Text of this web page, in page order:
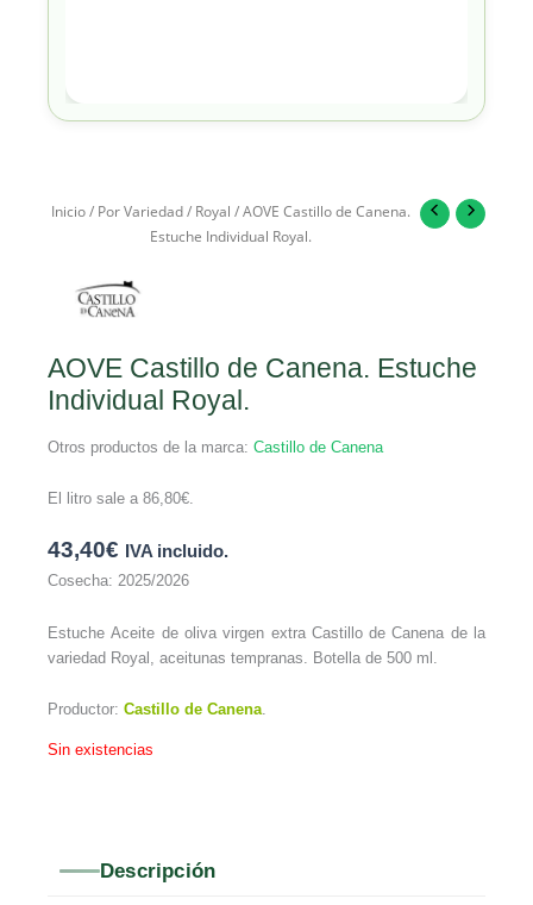
Inicio/ Por Variedad/ Royal / AOVE Castillo de Canena.
Estuche Individual Royal.
AOVE Castillo de Canena. Estuche
Individual Royal.
Otros productos de la marca: Castillo de Canena
El litro sale a 86,80€.
43,40€ IVA incluido.
Cosecha: 2025/2026
Estuche Aceite de oliva virgen extra Castillo de Canena de la
variedad Royal, aceitunas tempranas. Botella de 500 ml.
Productor: Castillo de Canena.
Sin existencias
Descripción